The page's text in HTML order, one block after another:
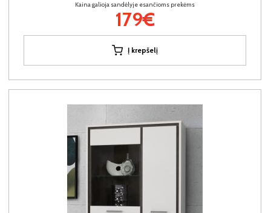
Kaina galioja sandėlyje esančioms prekėms
179€
Į krepšelį